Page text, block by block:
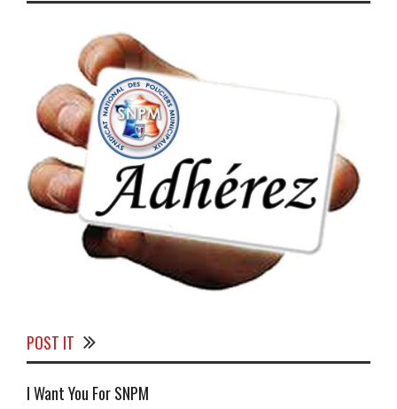
POST IT
I Want You For SNPM